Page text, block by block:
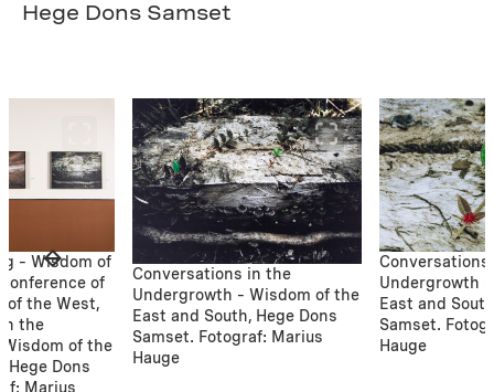
Hege Dons Samset
– Wisdom of
of
of the West,
the
of the
Hege Dons
Marius
Conversations in the
Undergrowth – Wisdom of the
East and South, Hege Dons
Samset. Fotograf: Marius
Hauge
Undergrowth
East and
Samset.
Hauge